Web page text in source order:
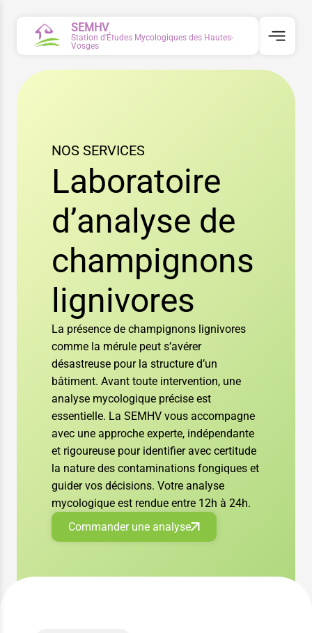
SEMHV
Station d'Études Mycologiques des Hautes-
Vosges
NOS SERVICES
Laboratoire
d’analyse de
champignons
lignivores
La présence de champignons lignivores
comme la mérule peut s’avérer
désastreuse pour la structure d’un
bâtiment. Avant toute intervention, une
analyse mycologique précise est
essentielle. La SEMHV vous accompagne
avec une approche experte, indépendante
et rigoureuse pour identifier avec certitude
la nature des contaminations fongiques et
guider vos décisions. Votre analyse
mycologique est rendue entre 12h à 24h.
Commander une analyse